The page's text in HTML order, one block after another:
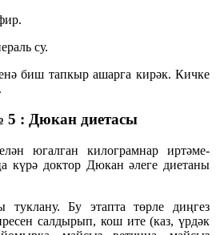
су.
биш тапкыр ашарга кирәк. Кичке
: Дюкан диетасы
югалган килограмнар иртәме-
күрә доктор Дюкан әлеге диетаны
туклану. Бу этапта төрле диңгез
салдырып, кош ите (каз, үрдәк